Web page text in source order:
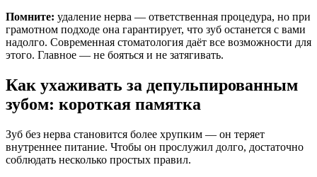
Помните: удаление нерва — ответственная процедура, но при
грамотном подходе она гарантирует, что зуб останется с вами
надолго. Современная стоматология даёт все возможности для
этого. Главное — не бояться и не затягивать.
Как ухаживать за депульпированным
зубом: короткая памятка
Зуб без нерва становится более хрупким — он теряет
внутреннее питание. Чтобы он прослужил долго, достаточно
соблюдать несколько простых правил.